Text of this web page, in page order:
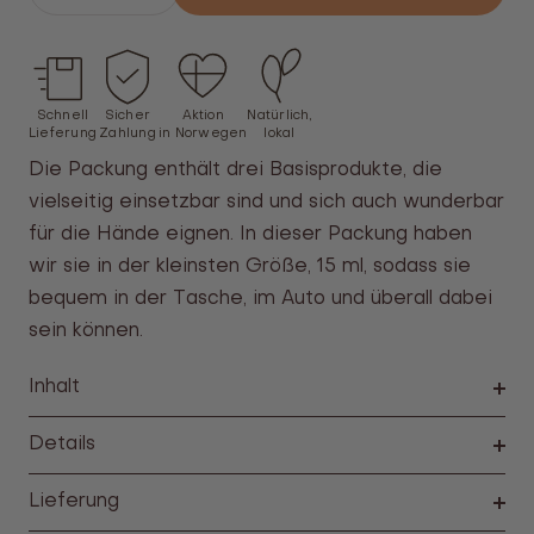
die
die
Anzahl
Schnell
Lieferung
Sicher
Zahlung
Aktion
in Norwegen
Natürlich,
lokal
Die Packung enthält drei Basisprodukte, die
vielseitig einsetzbar sind und sich auch wunderbar
für die Hände eignen. In dieser Packung haben
wir sie in der kleinsten Größe, 15 ml, sodass sie
bequem in der Tasche, im Auto und überall dabei
sein können.
Inhalt
Details
Lieferung